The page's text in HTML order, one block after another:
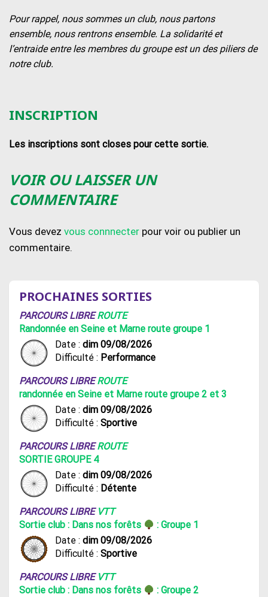
Pour rappel, nous sommes un club, nous partons
ensemble, nous rentrons ensemble. La solidarité et
l’entraide entre les membres du groupe est un des piliers de
notre club.
INSCRIPTION
Les inscriptions sont closes pour cette sortie.
VOIR OU LAISSER UN
COMMENTAIRE
Vous devez vous connnecter pour voir ou publier un
commentaire.
PROCHAINES SORTIES
PARCOURS LIBREROUTE
Randonnée en Seine et Marne route groupe 1
Date : dim 09/08/2026
Difficulté : Performance
PARCOURS LIBREROUTE
randonnée en Seine et Marne route groupe 2 et 3
Date : dim 09/08/2026
Difficulté : Sportive
PARCOURS LIBREROUTE
SORTIE GROUPE 4
Date : dim 09/08/2026
Difficulté : Détente
PARCOURS LIBRE VTT
Sortie club : Dans nos forêts
: Groupe 1
Date : dim 09/08/2026
Difficulté : Sportive
PARCOURS LIBRE VTT
Sortie club : Dans nos forêts
: Groupe 2